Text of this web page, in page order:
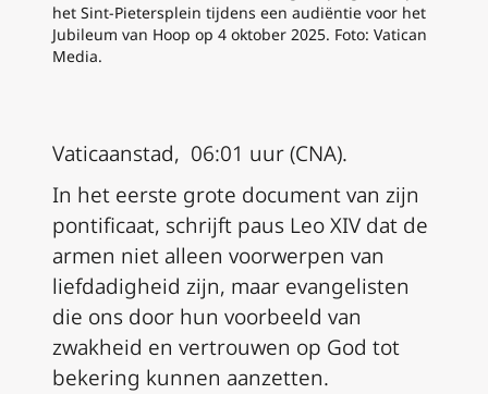
het Sint-Pietersplein tijdens een audiëntie voor het
Jubileum van Hoop op 4 oktober 2025. Foto: Vatican
Media.
Vaticaanstad, 06:01 uur (CNA).
In het eerste grote document van zijn
pontificaat, schrijft paus Leo XIV dat de
armen niet alleen voorwerpen van
liefdadigheid zijn, maar evangelisten
die ons door hun voorbeeld van
zwakheid en vertrouwen op God tot
bekering kunnen aanzetten.